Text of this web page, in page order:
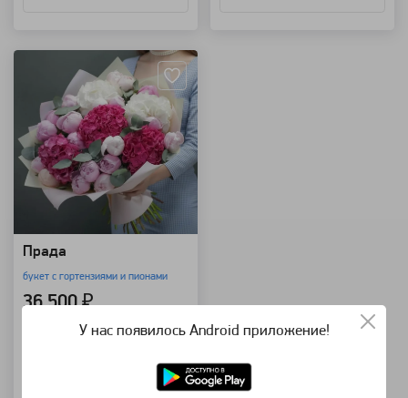
Прада
букет с гортензиями и пионами
36 500 ₽
У нас появилось Android приложение!